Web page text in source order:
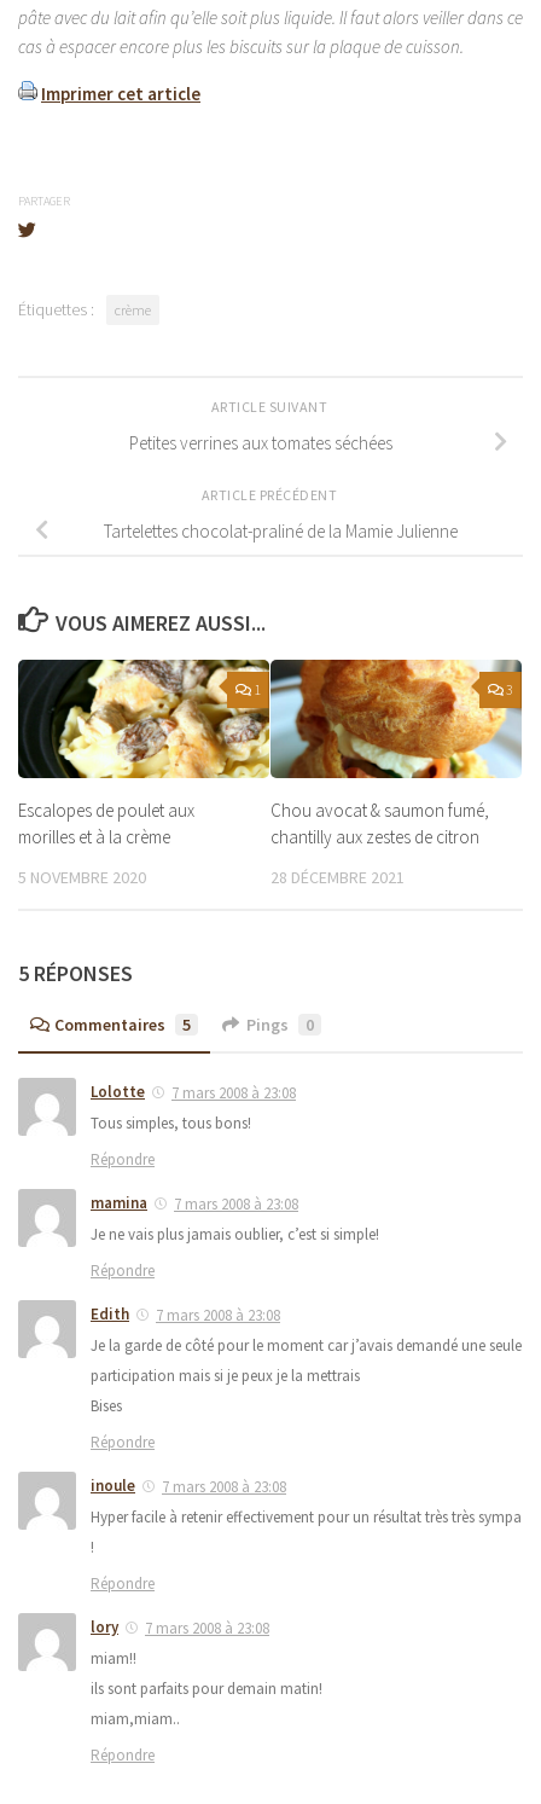
pâte avec du lait afin qu’elle soit plus liquide. Il faut alors veiller dans ce
cas à espacer encore plus les biscuits sur la plaque de cuisson.
Imprimer cet article
PARTAGER
Étiquettes : crème
ARTICLE SUIVANT
Petites verrines aux tomates séchées
ARTICLE PRÉCÉDENT
Tartelettes chocolat-praliné de la Mamie Julienne
VOUS AIMEREZ AUSSI...
1
Escalopes de poulet aux
morilles et à la crème
5 NOVEMBRE 2020
3
Chou avocat & saumon fumé,
chantilly aux zestes de citron
28 DÉCEMBRE 2021
5 RÉPONSES
Commentaires 5 Pings 0
Lolotte
7 mars 2008 à 23:08
Tous simples, tous bons!
Répondre
mamina
7 mars 2008 à 23:08
Je ne vais plus jamais oublier, c’est si simple!
Répondre
Edith
7 mars 2008 à 23:08
Je la garde de côté pour le moment car j’avais demandé une seule
participation mais si je peux je la mettrais
Bises
Répondre
inoule
7 mars 2008 à 23:08
Hyper facile à retenir effectivement pour un résultat très très sympa
!
Répondre
lory
7 mars 2008 à 23:08
miam!!
ils sont parfaits pour demain matin!
miam,miam..
Répondre